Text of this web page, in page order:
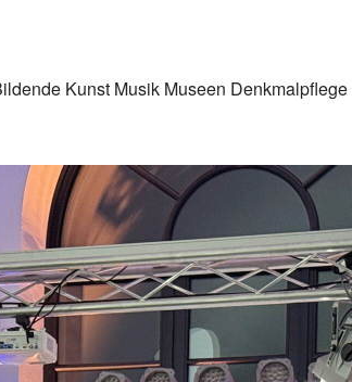
Kunst Musik Museen Denkmalpflege